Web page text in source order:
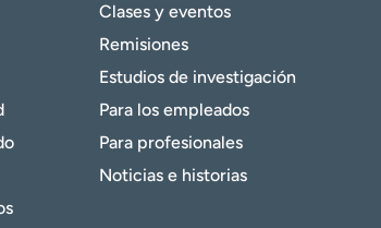
Clases y eventos
Remisiones
Estudios de investigación
Para los empleados
Para profesionales
Noticias e historias